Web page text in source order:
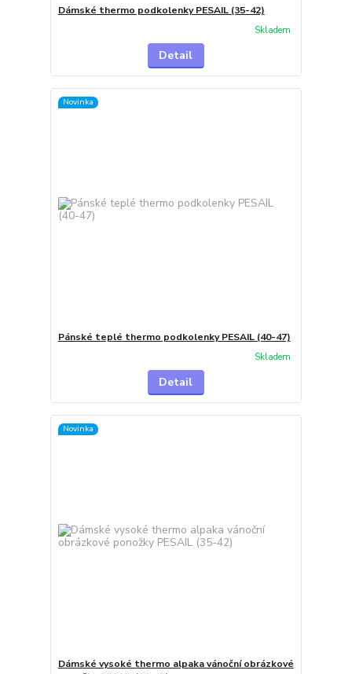
Dámské thermo podkolenky PESAIL (35-42)
Skladem
Detail
Novinka
Pánské teplé thermo podkolenky PESAIL (40-47)
Skladem
Detail
Novinka
Dámské vysoké thermo alpaka vánoční obrázkové